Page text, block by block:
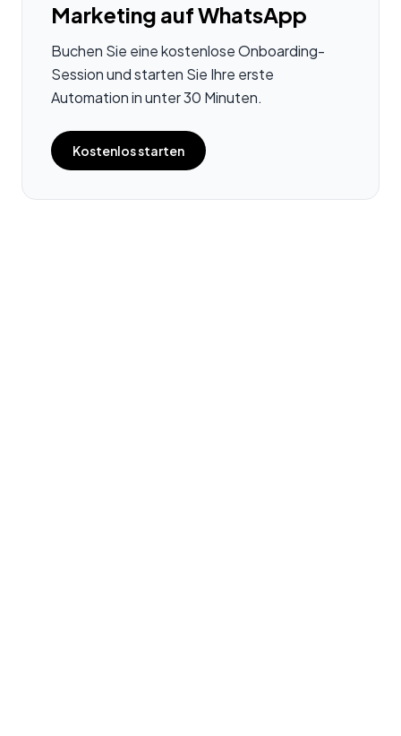
Marketing auf WhatsApp
Buchen Sie eine kostenlose Onboarding-
Session und starten Sie Ihre erste
Automation in unter 30 Minuten.
Kostenlos starten